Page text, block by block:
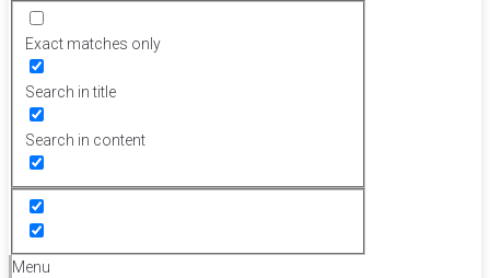
Exact matches only
Search in title
Search in content
Menu